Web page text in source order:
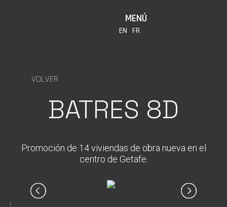
MENÚ
EN FR
VOLVER
BATRES 8D
Promoción de 14 viviendas de obra nueva en el
centro de Getafe.